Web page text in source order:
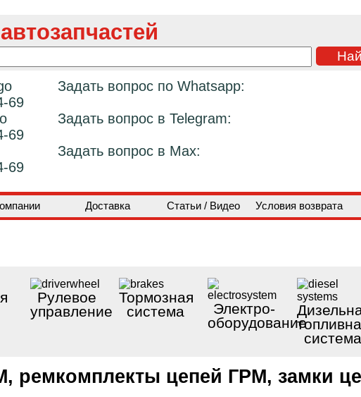
Задать вопрос по Whatsapp:
69
Задать вопрос в Telegram:
69
Задать вопрос в Max:
69
Доставка Статьи / Видео Условия возврата
Рулевое
управление
Тормозная
система
Электро-
оборудование
система
ремкомплекты цепей ГРМ, замки